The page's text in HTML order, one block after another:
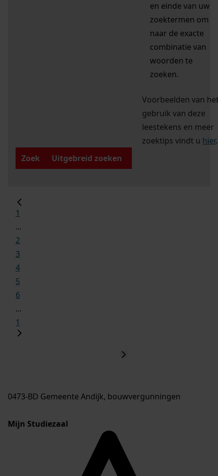
en einde van uw
zoektermen om
naar de exacte
combinatie van
woorden te
zoeken.
Voorbeelden van
gebruik van deze
leestekens en meer
zoektips vindt u hier.
Zoek
Uitgebreid zoeken
1
...
2
3
4
5
6
...
1
0473-BD Gemeente Andijk, bouwvergunningen
Mijn Studiezaal